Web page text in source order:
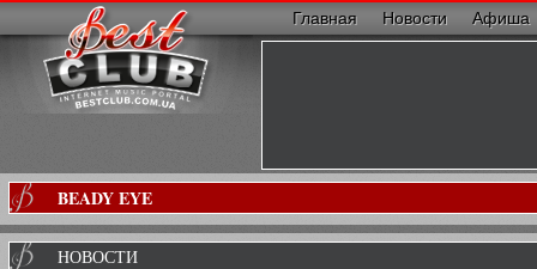
Главная Новости Афиша
BEADY EYE
НОВОСТИ